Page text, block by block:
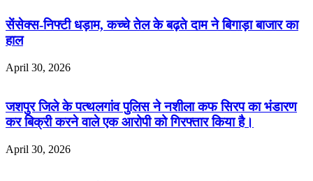
सेंसेक्स-निफ्टी धड़ाम, कच्चे तेल के बढ़ते दाम ने बिगाड़ा बाजार का
हाल
April 30, 2026
जशपुर जिले के पत्थलगांव पुलिस ने नशीला कफ सिरप का भंडारण
कर बिक्री करने वाले एक आरोपी को गिरफ्तार किया है।
April 30, 2026